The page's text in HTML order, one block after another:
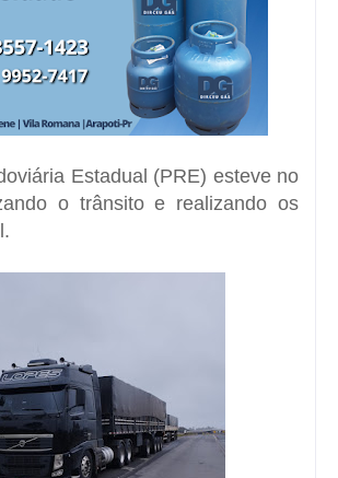
Estadual (PRE) esteve no
o trânsito e realizando os